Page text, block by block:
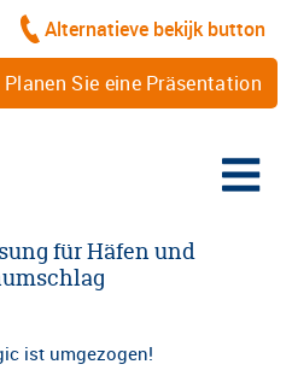
Alternatieve bekijk button
Planen Sie eine Präsentation
für Häfen und
ist umgezogen!